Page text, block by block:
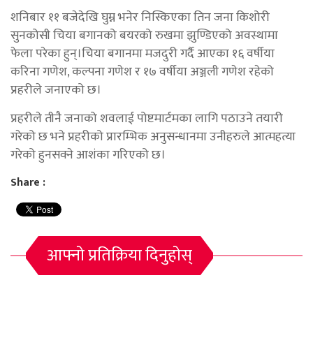
शनिबार ११ बजेदेखि घुम्न भनेर निस्किएका तिन जना किशोरी
सुनकोसी चिया बगानको बयरको रुखमा झुण्डिएको अवस्थामा
फेला परेका हुन्।चिया बगानमा मजदुरी गर्दै आएका १६ वर्षीया
करिना गणेश, कल्पना गणेश र १७ वर्षीया अञ्जली गणेश रहेको
प्रहरीले जनाएको छ।
प्रहरीले तीनै जनाको शवलाई पोष्टमार्टमका लागि पठाउने तयारी
गरेको छ भने प्रहरीको प्रारम्भिक अनुसन्धानमा उनीहरुले आत्महत्या
गरेको हुनसक्ने आशंका गरिएको छ।
Share :
आफ्नो प्रतिक्रिया दिनुहोस्